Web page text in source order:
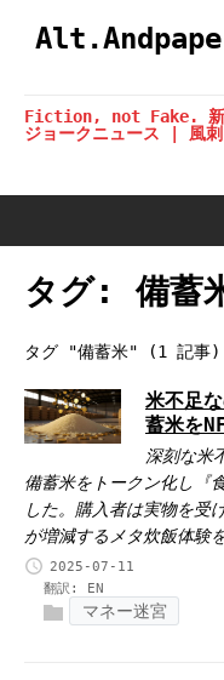
Fiction, not Fake. 新た
ジョークニュース | 風刺
タグ: 備蓄
タグ "備蓄米" (1 記事)
米不足
蓄米を
深刻な米
備蓄米をトークン化し『
した。購入者は実物を受
が増減するメタ炊飯体験
2025-07-11
翻訳: EN
マネー迷宮